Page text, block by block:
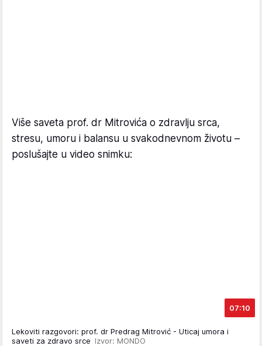
Više saveta prof. dr Mitrovića o zdravlju srca,
stresu, umoru i balansu u svakodnevnom životu –
poslušajte u video snimku:
07:10
Lekoviti razgovori: prof. dr Predrag Mitrović - Uticaj umora i
saveti za zdravo srce Izvor: MONDO